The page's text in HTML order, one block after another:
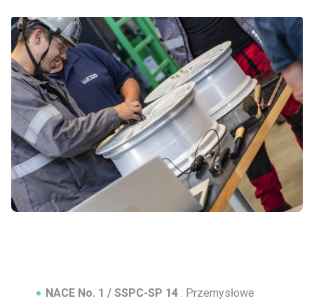
NACE No. 1 / SSPC-SP 14 : Przemysłowe